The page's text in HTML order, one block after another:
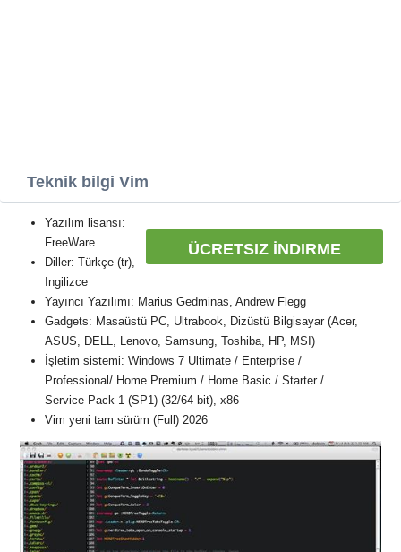
Teknik bilgi Vim
ÜCRETSIZ İNDIRME
Yazılım lisansı:
FreeWare
Diller: Türkçe (tr),
Ingilizce
Yayıncı Yazılımı: Marius Gedminas, Andrew Flegg
Gadgets: Masaüstü PC, Ultrabook, Dizüstü Bilgisayar (Acer,
ASUS, DELL, Lenovo, Samsung, Toshiba, HP, MSI)
İşletim sistemi: Windows 7 Ultimate / Enterprise /
Professional/ Home Premium / Home Basic / Starter /
Service Pack 1 (SP1) (32/64 bit), x86
Vim yeni tam sürüm (Full) 2026